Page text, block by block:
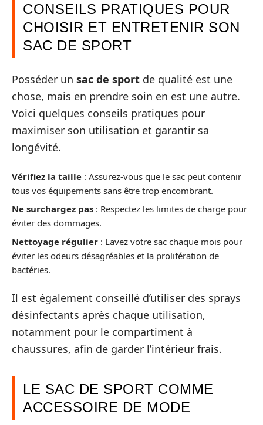
CONSEILS PRATIQUES POUR
CHOISIR ET ENTRETENIR SON
SAC DE SPORT
Posséder un sac de sport de qualité est une
chose, mais en prendre soin en est une autre.
Voici quelques conseils pratiques pour
maximiser son utilisation et garantir sa
longévité.
Vérifiez la taille : Assurez-vous que le sac peut contenir
tous vos équipements sans être trop encombrant.
Ne surchargez pas : Respectez les limites de charge pour
éviter des dommages.
Nettoyage régulier : Lavez votre sac chaque mois pour
éviter les odeurs désagréables et la prolifération de
bactéries.
Il est également conseillé d’utiliser des sprays
désinfectants après chaque utilisation,
notamment pour le compartiment à
chaussures, afin de garder l’intérieur frais.
LE SAC DE SPORT COMME
ACCESSOIRE DE MODE